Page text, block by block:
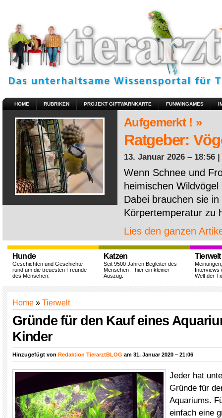
HOME RUBRIKEN PROJEKT GIFTWARNKARTE FUNWINGAMES
Aufgemerkt ! »
Ratgeber:
13. Januar 2026 – 18:56 |
Wenn Schnee und
heimischen
Dabei brauchen sie
Körpertemperatur zu
Lies den ganzen
Hunde
Geschichten und Geschichte
rund um die treuesten Freunde
des Menschen.
Katzen
Seit 9500 Jahren Begleiter des
Menschen – hier ein kleiner
Auszug.
Tierwelt
Interviews
Welt der
Home » Tierwelt
Gründe für den Kauf eines
Kinder
Hinzugefügt von Redaktion TierarztBLOG am 31. Januar 2020 – 21:06
Jeder hat
Gründe für
Aquariums.
einfach eine